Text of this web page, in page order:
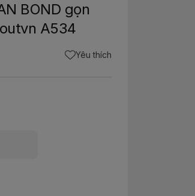
BOND gọn
A534
Yêu thích